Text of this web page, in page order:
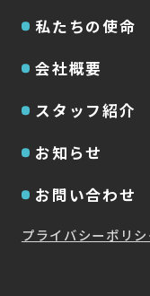
私たちの使命
会社概要
スタッフ紹介
お知らせ
お問い合わせ
プライバシーポリシ